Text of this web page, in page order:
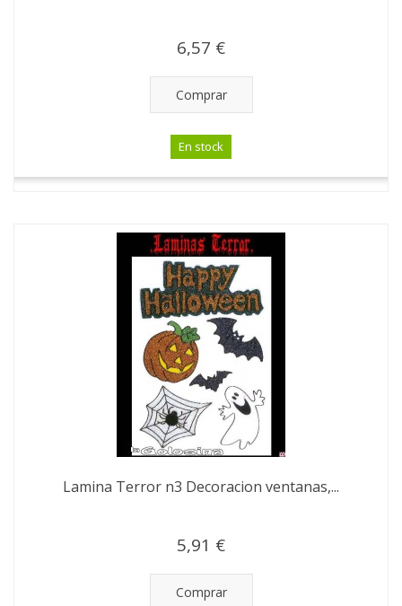
6,57 €
Comprar
En stock
Lamina Terror n3 Decoracion ventanas,...
5,91 €
Comprar